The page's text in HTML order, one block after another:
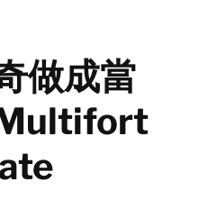
做成當